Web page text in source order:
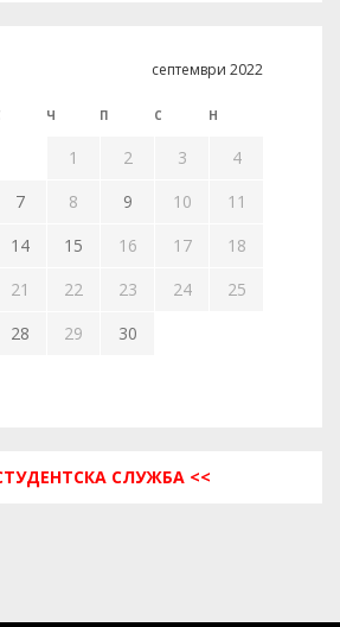
септември 2022
Ч П С Н
1 2 3
4
7 8 9 10
11
14 15 16 17
18
21 22 23 24
25
28 29 30
СЛУЖБА <<